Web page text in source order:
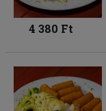
4 380 Ft